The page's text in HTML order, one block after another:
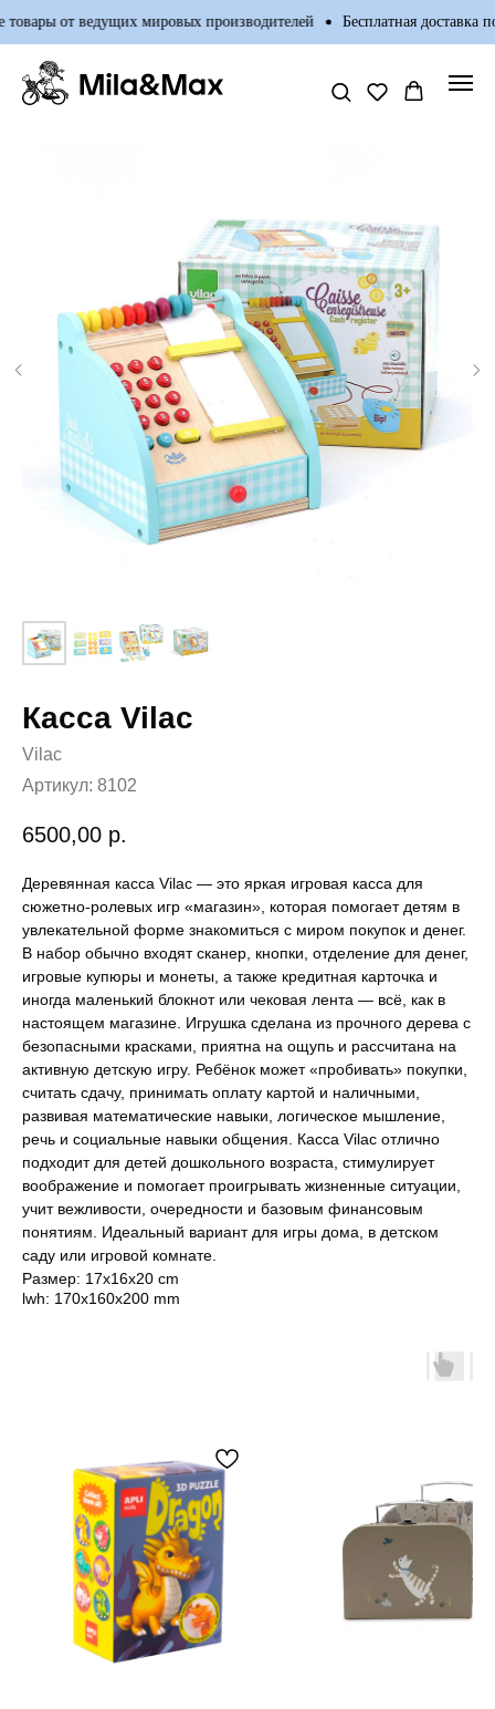
от ведущих мировых производителей Бесплатная доставка
Касса Vilac
Vilac
Артикул: 8102
6500,00 р.
Деревянная касса Vilac — это яркая игровая касса для
сюжетно-ролевых игр «магазин», которая помогает детям в
увлекательной форме знакомиться с миром покупок и денег.
В набор обычно входят сканер, кнопки, отделение для денег,
игровые купюры и монеты, а также кредитная карточка и
иногда маленький блокнот или чековая лента — всё, как в
настоящем магазине. Игрушка сделана из прочного дерева с
безопасными красками, приятна на ощупь и рассчитана на
активную детскую игру. Ребёнок может «пробивать» покупки,
считать сдачу, принимать оплату картой и наличными,
развивая математические навыки, логическое мышление,
речь и социальные навыки общения. Касса Vilac отлично
подходит для детей дошкольного возраста, стимулирует
воображение и помогает проигрывать жизненные ситуации,
учит вежливости, очередности и базовым финансовым
понятиям. Идеальный вариант для игры дома, в детском
саду или игровой комнате.
Размер: 17x16x20 cm
lwh: 170x160x200 mm